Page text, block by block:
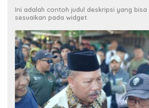
Ini adalah contoh judul deskripsi yang bisa
sesuaikan pada widget